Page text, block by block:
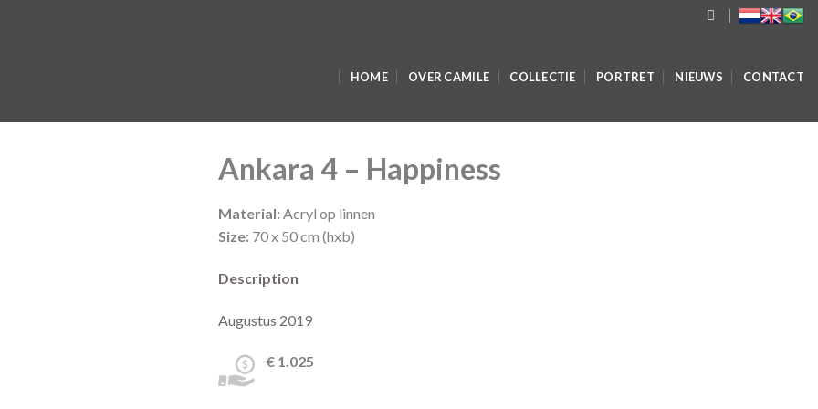
HOME OVER CAMILE COLLECTIE PORTRET NIEUWS CONTACT
Ankara 4 – Happiness
Material: Acryl op linnen
Size: 70 x 50 cm (hxb)
Description
Augustus 2019
€ 1.025